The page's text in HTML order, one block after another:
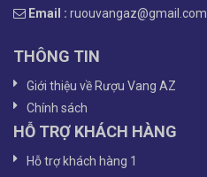
Email : ruouvangaz@gmail.com
THÔNG TIN
Giới thiệu về Rượu Vang AZ
Chính sách
HỖ TRỢ KHÁCH HÀNG
Hỗ trợ khách hàng 1